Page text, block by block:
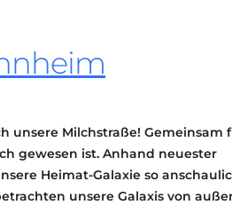
unsere Milchstraße! Gemeinsam
gewesen ist. Anhand neuester
Heimat-Galaxie so
unsere Galaxis von